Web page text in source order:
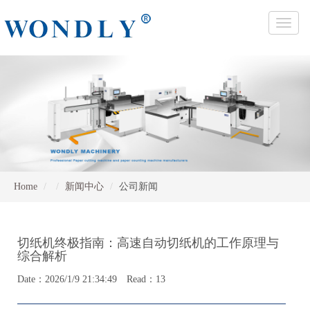
Toggle
Home 新闻中心 公司新闻
切纸机终极指南：高速自动切纸机的工作原理与
综合解析
Date：2026/1/9 21:34:49 Read：13